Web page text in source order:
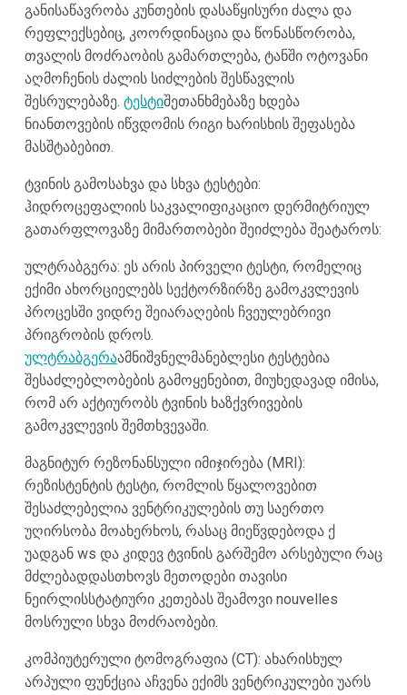
განისაწავრობა კუნთების დასაწყისური ძალა და
რეფლექსებიც, კოორდინაცია და წონასწორობა,
თვალის მოძრაობის გამართლება, ტანში ოტოვანი
აღმოჩენის ძალის სიძლების შესწავლის
შესრულებაზე. ტესტიშეთანხმებაზე ხდება
ნიანთოვების იწვდომის რიგი ხარისხის შეფასება
მასშტაბებით.
ტვინის გამოსახვა და სხვა ტესტები:
ჰიდროცეფალიის საკვალიფიკაციო დერმიტრიულ
გათარფლოვაზე მიმართობები შეიძლება შეატაროს:
ულტრაბგერა: ეს არის პირველი ტესტი, რომელიც
ექიმი ახორციელებს სექტორზირზე გამოკვლევის
პროცესში ვიდრე შეიარაღების ჩვეულებრივი
პრიგრობის დროს.
ულტრაბგერაამნიშვნელმანებლესი ტესტებია
შესაძლებლობების გამოყენებით, მიუხედავად იმისა,
რომ არ აქტიურობს ტვინის ხაზქვრივების
გამოკვლევის შემთხვევაში.
მაგნიტურ რეზონანსული იმიჯირება (MRI):
რეზისტენტის ტესტი, რომლის წყალოვებით
შესაძლებელია ვენტრიკულების თუ საერთო
უღირსობა მოახერხოს, რასაც მიეწვდებოდა ქ
უადგან ws და კიდევ ტვინის გარშემო არსებული რაც
მძლებადდასთხოვს მეთოდები თავისი
ნეირლისსტატიური კეთებას შეამოვი nouvelles
მოსრული სხვა მოძრაობები.
კომპიუტერული ტომოგრაფია (CT): ახარისხულ
არპული ფუნქცია აჩვენა ექიმს ვენტრიკულები უარს